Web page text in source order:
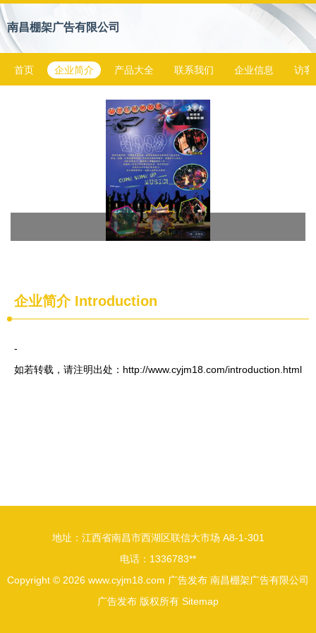
南昌棚架广告有限公司
首页 企业简介 产品大全 联系我们 企业信息 访客
企业简介 Introduction
-
如若转载，请注明出处：http://www.cyjm18.com/introduction.html
地址：江西省南昌市西湖区联信大市场 A8-1-301
电话：1336783**
Copyright © 2026 www.cyjm18.com 广告发布 南昌棚架广告有限公司
广告发布 版权所有 Sitemap